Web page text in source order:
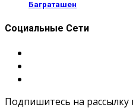
Баграташен
Социальные Сети
Подпишитесь на рассылку